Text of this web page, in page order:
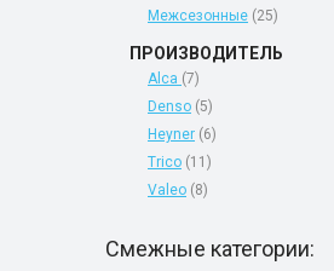
Межсезонные (25)
ПРОИЗВОДИТЕЛЬ
Alca (7)
Denso (5)
Heyner (6)
Trico (11)
Valeo (8)
Смежные категории: